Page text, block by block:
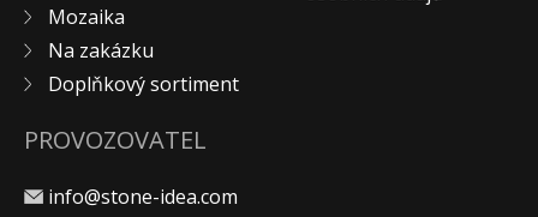
Mozaika
Na zakázku
Doplňkový sortiment
PROVOZOVATEL
info@stone-idea.com